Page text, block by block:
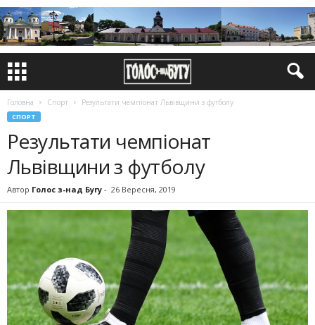
Головна Спорт Результати чемпіонат Львівщини з футболу
СПОРТ
Результати чемпіонат
Львівщини з футболу
Автор Голос з-над Бугу - 26 Вересня, 2019